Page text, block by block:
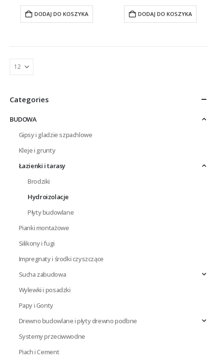
wynosiła:
£87.43.
wynosi:
£74.18.
DODAJ DO KOSZYKA wynosiła:
£99.26.
wynosi:
£89.08.
DODAJ DO KOSZYKA
Categories
BUDOWA
Gipsy i gladzie szpachlowe
Kleje i grunty
Łazienki i tarasy
Brodziki
Hydroizolacje
Płyty budowlane
Pianki montażowe
Silikony i fugi
Impregnaty i środki czyszczące
Sucha zabudowa
Wylewki i posadzki
Papy i Gonty
Drewno budowlane i płyty drewno podbne
Systemy przeciwwodne
Piach i Cement